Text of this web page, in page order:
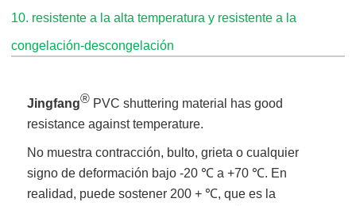
10. resistente a la alta temperatura y resistente a la
congelación-descongelación
Jingfang® PVC shuttering material has good
resistance against temperature.
No muestra contracción, bulto, grieta o cualquier
signo de deformación bajo -20 ℃ a +70 ℃. En
realidad, puede sostener 200 + ℃, que es la